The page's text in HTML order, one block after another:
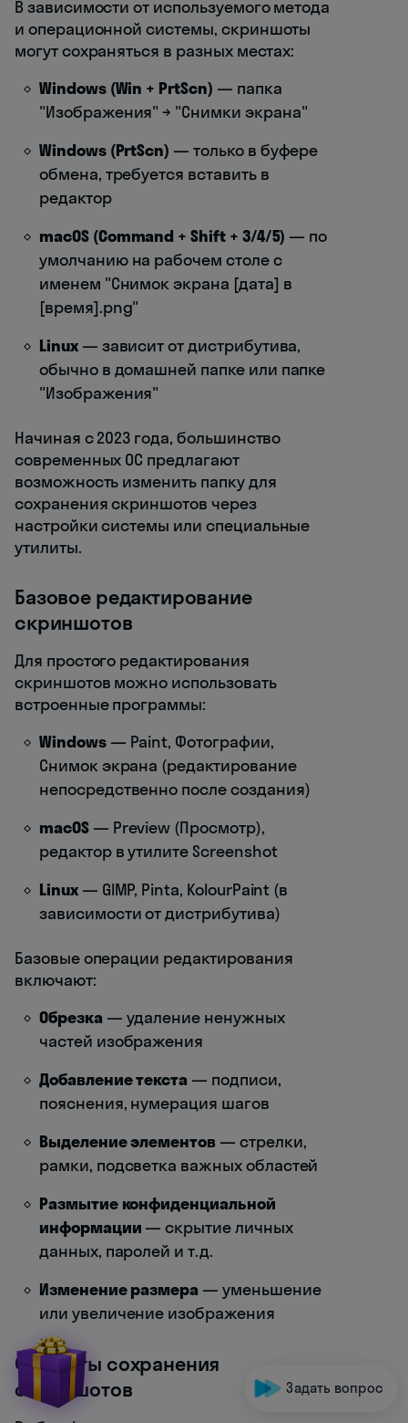
В зависимости от используемого метода
и операционной системы, скриншоты
могут сохраняться в разных местах:
Windows (Win + PrtScn) — папка
"Изображения" → "Снимки экрана"
Windows (PrtScn) — только в буфере
обмена, требуется вставить в
редактор
macOS (Command + Shift + 3/4/5) — по
умолчанию на рабочем столе с
именем "Снимок экрана [дата] в
[время].png"
Linux— зависит от дистрибутива,
обычно в домашней папке или папке
"Изображения"
Начиная с 2023 года, большинство
современных ОС предлагают
возможность изменить папку для
сохранения скриншотов через
настройки системы или специальные
утилиты.
Базовое редактирование
скриншотов
Для простого редактирования
скриншотов можно использовать
встроенные программы:
Windows— Paint, Фотографии,
Снимок экрана (редактирование
непосредственно после создания)
macOS— Preview (Просмотр),
редактор в утилите Screenshot
Linux— GIMP, Pinta, KolourPaint (в
зависимости от дистрибутива)
Базовые операции редактирования
включают:
Обрезка — удаление ненужных
частей изображения
Добавление текста — подписи,
пояснения, нумерация шагов
Выделение элементов — стрелки,
рамки, подсветка важных областей
Размытие конфиденциальной
информации — скрытие личных
данных, паролей и т.д.
Изменение размера — уменьшение
или увеличение изображения
Форматы сохранения
скриншотов
Задать вопрос